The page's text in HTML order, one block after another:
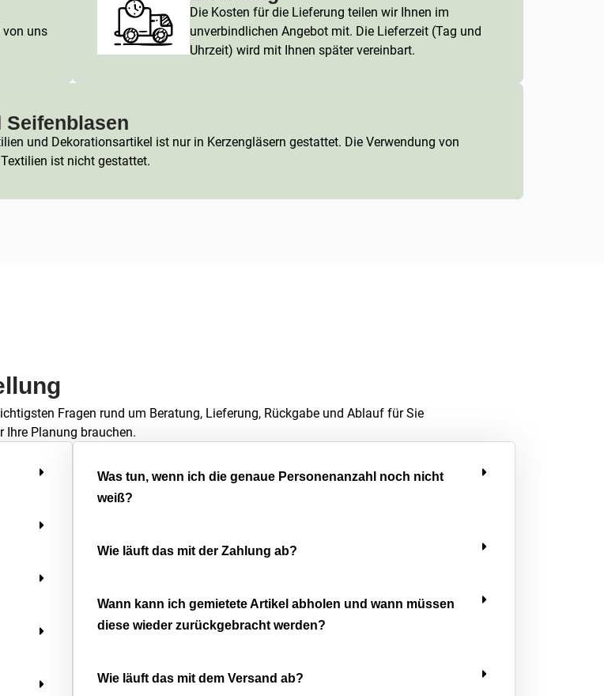
von uns
Die Kosten für die Lieferung teilen wir Ihnen im
unverbindlichen Angebot mit. Die Lieferzeit (Tag und
Uhrzeit) wird mit Ihnen später vereinbart.
Seifenblasen
und Dekorationsartikel ist nur in Kerzengläsern gestattet. Die Verwendung von
ist nicht gestattet.
Fragen rund um Beratung, Lieferung, Rückgabe und Ablauf für Sie
Ihre Planung brauchen.
Was tun, wenn ich die genaue Personenanzahl noch nicht
weiß?
Wie läuft das mit der Zahlung ab?
Wann kann ich gemietete Artikel abholen und wann müssen
diese wieder zurückgebracht werden?
Wie läuft das mit dem Versand ab?